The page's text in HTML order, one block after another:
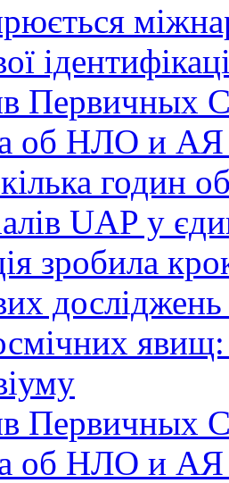
Первичных
об НЛО и
годин
UAP у
зробила
Первичных
об НЛО и